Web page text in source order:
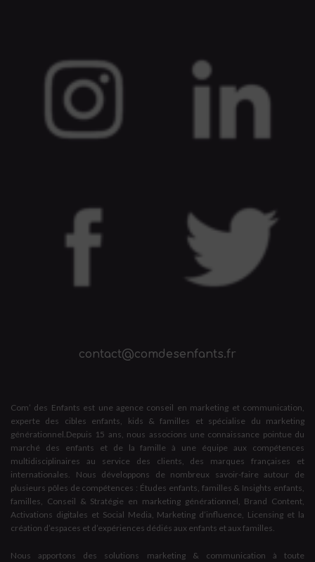
contact@comdesenfants.fr
Com’ des Enfants est une agence conseil en marketing et communication,
experte des cibles enfants, kids & familles et spécialise du marketing
générationnel.Depuis 15 ans, nous associons une connaissance pointue du
marché des enfants et de la famille à une équipe aux compétences
multidisciplinaires au service des clients, des marques françaises et
internationales. Nous développons de nombreux savoir-faire autour de
plusieurs pôles de compétences : Études enfants, familles & Insights enfants,
familles, Conseil & Stratégie en marketing générationnel, Brand Content,
Activations digitales et Social Media, Marketing d’influence, Licensing et la
création d’espaces et d’expériences dédiés aux enfants et aux familles.
Nous apportons des solutions marketing & communication à toute